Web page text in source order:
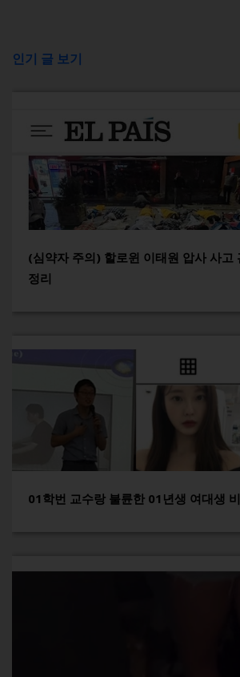
인기 글 보기
(심약자 주의) 할로윈 이태원 압사 사고
정리
01학번 교수랑 불륜한 01년생 여대생